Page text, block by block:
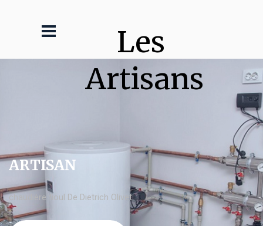
Les
Artisans
ARTISAN
chaudière fioul De Dietrich Olivet